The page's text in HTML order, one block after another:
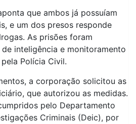
que ambos já possuíam
e um dos presos responde
As prisões foram
inteligência e monitoramento
Polícia Civil.
a corporação solicitou as
que autorizou as medidas.
pelo Departamento
Criminais (Deic), por